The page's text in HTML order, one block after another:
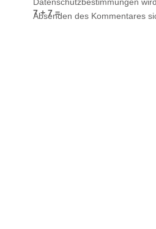
7 + 7 =
Absenden des Kommentares